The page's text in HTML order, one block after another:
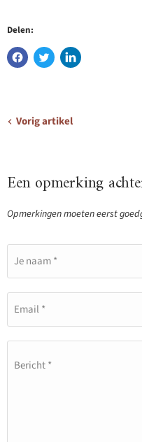
Delen:
Vorig artikel
Een opmerking
Opmerkingen moeten eerst
Je naam *
Email *
Bericht *